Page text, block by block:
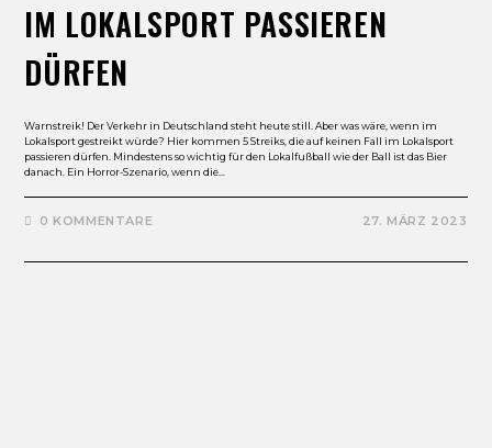
IM LOKALSPORT PASSIEREN
DÜRFEN
Warnstreik! Der Verkehr in Deutschland steht heute still. Aber was wäre, wenn im
Lokalsport gestreikt würde? Hier kommen 5 Streiks, die auf keinen Fall im Lokalsport
passieren dürfen. Mindestens so wichtig für den Lokalfußball wie der Ball ist das Bier
danach. Ein Horror-Szenario, wenn die…
0 KOMMENTARE 27. MÄRZ 2023